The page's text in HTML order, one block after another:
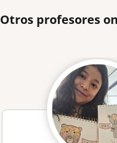
Otros profesores